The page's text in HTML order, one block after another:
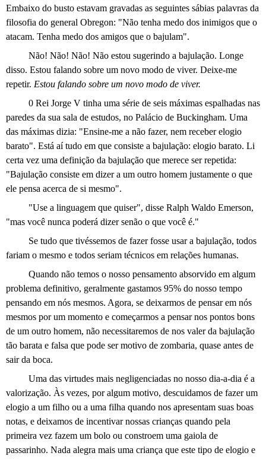
Embaixo do busto estavam gravadas as seguintes sábias palavras da
filosofia do general Obregon: "Não tenha medo dos inimigos que o
atacam. Tenha medo dos amigos que o bajulam".
Não! Não! Não! Não estou sugerindo a bajulação. Longe
disso. Estou falando sobre um novo modo de viver. Deixe-me
repetir. Estou falando sobre um novo modo de viver.
0 Rei Jorge V tinha uma série de seis máximas espalhadas nas
paredes da sua sala de estudos, no Palácio de Buckingham. Uma
das máximas dizia: "Ensine-me a não fazer, nem receber elogio
barato". Está aí tudo em que consiste a bajulação: elogio barato. Li
certa vez uma definição da bajulação que merece ser repetida:
"Bajulação consiste em dizer a um outro homem justamente o que
ele pensa acerca de si mesmo".
"Use a linguagem que quiser", disse Ralph Waldo Emerson,
"mas você nunca poderá dizer senão o que você é."
Se tudo que tivéssemos de fazer fosse usar a bajulação, todos
fariam o mesmo e todos seriam técnicos em relações humanas.
Quando não temos o nosso pensamento absorvido em algum
problema definitivo, geralmente gastamos 95% do nosso tempo
pensando em nós mesmos. Agora, se deixarmos de pensar em nós
mesmos por um momento e começarmos a pensar nos pontos bons
de um outro homem, não necessitaremos de nos valer da bajulação
tão barata e falsa que pode ser motivo de zombaria, quase antes de
sair da boca.
Uma das virtudes mais negligenciadas no nosso dia-a-dia é a
valorização. Às vezes, por algum motivo, descuidamos de fazer um
elogio a um filho ou a uma filha quando nos apresentam suas boas
notas, e deixamos de incentivar nossas crianças quando pela
primeira vez fazem um bolo ou constroem uma gaiola de
passarinho. Nada alegra mais uma criança que este tipo de elogio e